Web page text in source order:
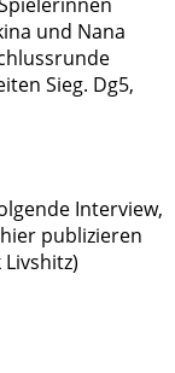
und Nana
Sieg. Dg5,
Interview,
publizieren
Livshitz)